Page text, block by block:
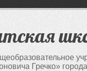
Гречко»